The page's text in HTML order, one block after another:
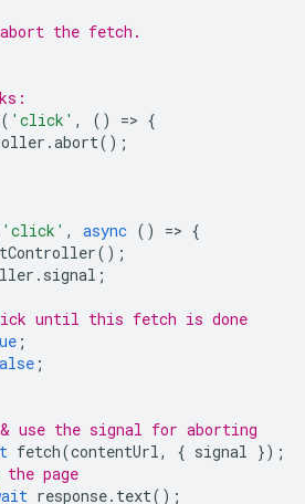
the fetch.
( 'click' , () => {
.abort();
'click' , async () => {
();
. signal ;
until this fetch is done
;
;
use the signal for aborting
fetch(contentUrl, { signal });
page
response. text();